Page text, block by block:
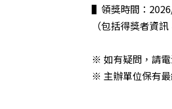
▌領獎時間：
（包括得獎者資
※ 如有疑問，請
※ 主辦單位保有最